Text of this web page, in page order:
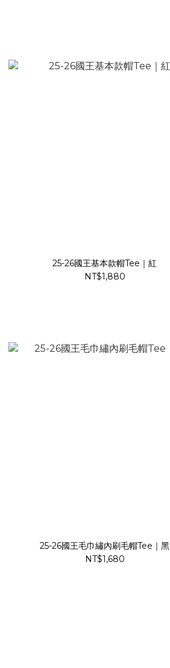
25-26國王基本款帽Tee｜紅
NT$1,880
25-26國王毛巾繡內刷毛帽Tee｜黑
NT$1,680